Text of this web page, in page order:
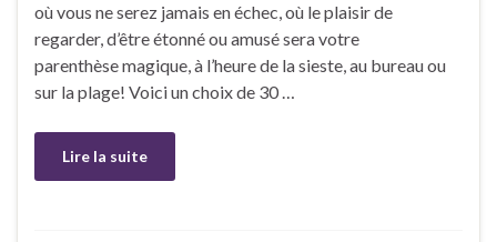
où vous ne serez jamais en échec, où le plaisir de
regarder, d’être étonné ou amusé sera votre
parenthèse magique, à l’heure de la sieste, au bureau ou
sur la plage! Voici un choix de 30 …
Lire la suite